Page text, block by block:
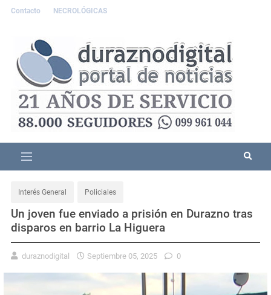
Contacto NECROLÓGICAS
Interés General Policiales
Un joven fue enviado a prisión en Durazno tras
disparos en barrio La Higuera
duraznodigital Septiembre 05, 2025 0